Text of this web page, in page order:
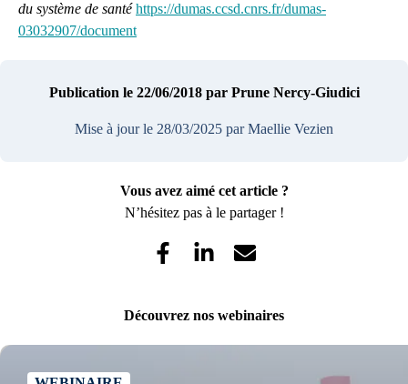
du système de santé https://dumas.ccsd.cnrs.fr/dumas-
03032907/document
Publication le 22/06/2018 par Prune Nercy-Giudici
Mise à jour le 28/03/2025 par Maellie Vezien
Vous avez aimé cet article ?
N’hésitez pas à le partager !
Découvrez nos webinaires